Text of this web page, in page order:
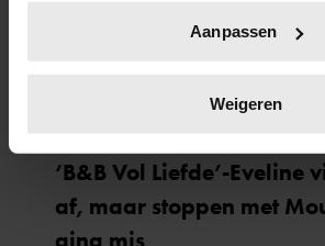
scannen op specifieke
verwerkt en stel uw voorkeuren in het
intrekken in de Cookieverklaring.
We gebruiken cookies om content en
personaliseren, om functies voor
Aanpassen
Weigeren